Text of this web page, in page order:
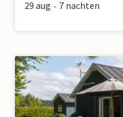
29 aug • 7 nachten